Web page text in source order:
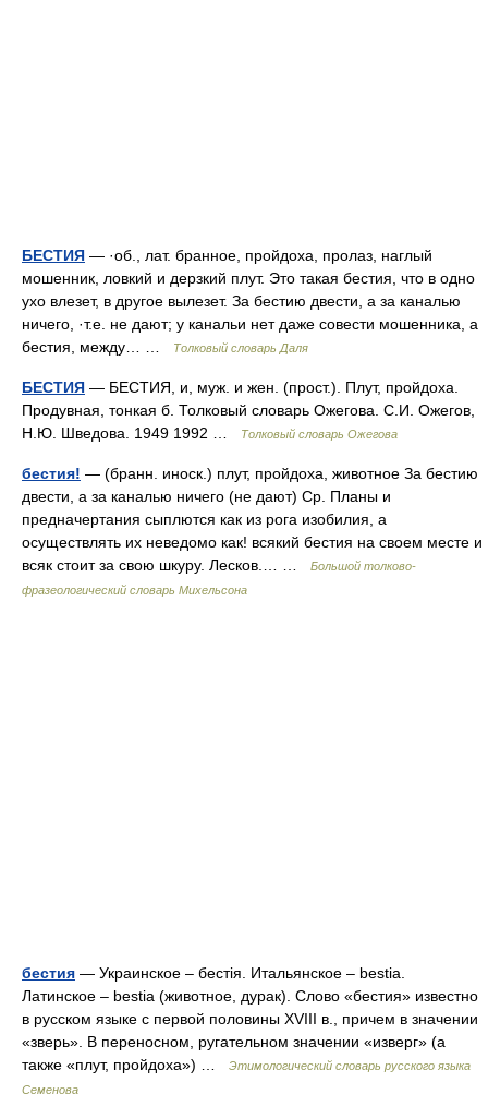
БЕСТИЯ — ·об., лат. бранное, пройдоха, пролаз, наглый
мошенник, ловкий и дерзкий плут. Это такая бестия, что в одно
ухо влезет, в другое вылезет. За бестию двести, а за каналью
ничего, ·т.е. не дают; у канальи нет даже совести мошенника, а
бестия, между… …
Толковый словарь Даля
БЕСТИЯ — БЕСТИЯ, и, муж. и жен. (прост.). Плут, пройдоха.
Продувная, тонкая б. Толковый словарь Ожегова. С.И. Ожегов,
Н.Ю. Шведова. 1949 1992 …
Толковый словарь Ожегова
бестия! — (бранн. иноск.) плут, пройдоха, животное За бестию
двести, а за каналью ничего (не дают) Ср. Планы и
предначертания сыплются как из рога изобилия, а
осуществлять их неведомо как! всякий бестия на своем месте и
всяк стоит за свою шкуру. Лесков.… …
Большой толково-
фразеологический словарь Михельсона
бестия — Украинское – бестiя. Итальянское – bestia.
Латинское – bestia (животное, дурак). Слово «бестия» известно
в русском языке с первой половины XVIII в., причем в значении
«зверь». В переносном, ругательном значении «изверг» (а
также «плут, пройдоха») …
Этимологический словарь русского языка
Семенова